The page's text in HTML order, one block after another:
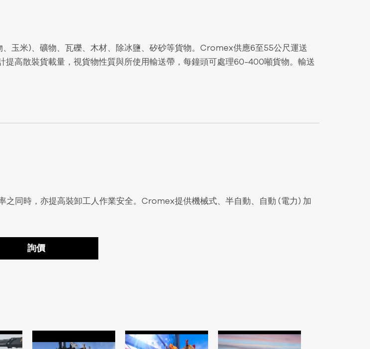
玉米)、礦物、瓦礫、木材、除冰鹽、矽砂等貨物。Cromex供應6至55公尺運送
提高散裝貨載量，視貨物性質與所使用輸送帶，每鐘頭可處理60-400噸貨物。輸送
之同時，亦提高裝卸工人作業安全。Cromex提供機械式、半自動、自動 (電力) 加
詢價